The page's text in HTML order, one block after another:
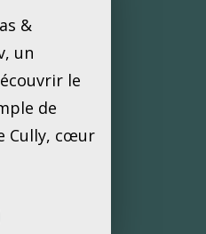
&
un
le
de
Cully, cœur